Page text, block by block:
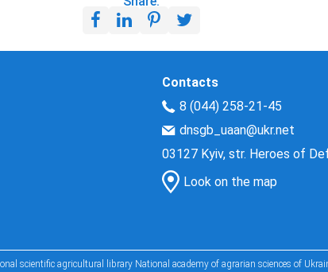
Contacts
8 (044) 258-21-45
dnsgb_uaan@ukr.net
03127 Kyiv, str. Heroes of
Look on the map
scientific agricultural library National academy of agrarian sciences of